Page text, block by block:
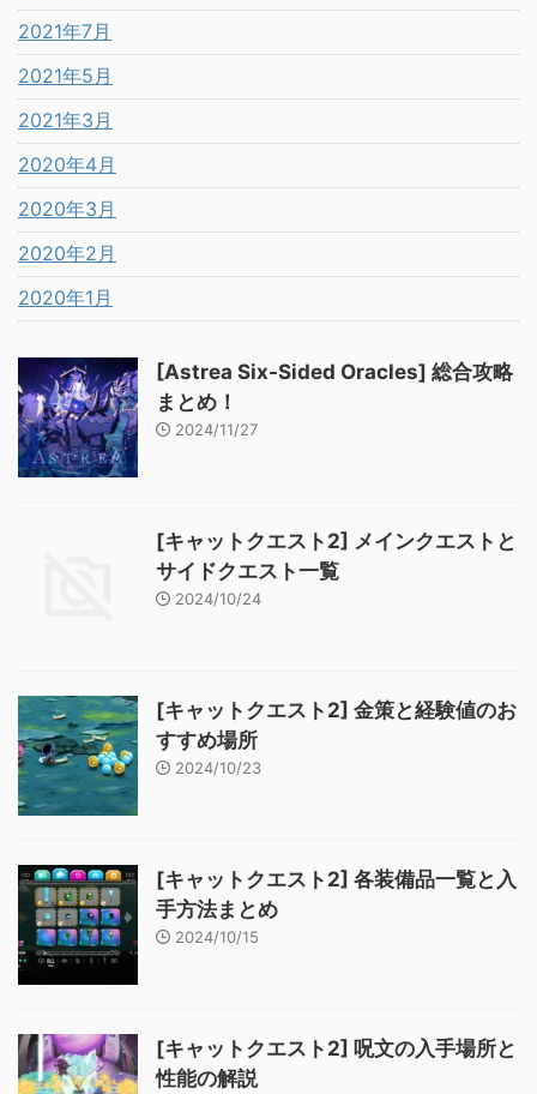
2021年7月
2021年5月
2021年3月
2020年4月
2020年3月
2020年2月
2020年1月
[Astrea Six-Sided Oracles] 総合攻略
まとめ！
2024/11/27
[キャットクエスト2] メインクエストと
サイドクエスト一覧
2024/10/24
[キャットクエスト2] 金策と経験値のお
すすめ場所
2024/10/23
[キャットクエスト2] 各装備品一覧と入
手方法まとめ
2024/10/15
[キャットクエスト2] 呪文の入手場所と
性能の解説